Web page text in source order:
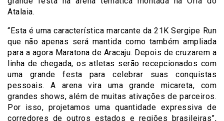
Atalaia.
“Esta é uma característica marcante da 21K Sergipe Run
que não apenas será mantida como também ampliada
para a agora Maratona de Aracaju. Depois de cruzarem a
linha de chegada, os atletas serão recepcionados com
uma grande festa para celebrar suas conquistas
pessoais. A arena vira uma grande micareta, com
grandes shows, além de muitas ativações de parceiros.
Por isso, projetamos uma quantidade expressiva de
corredores de outros estados e regiões brasileiras”,